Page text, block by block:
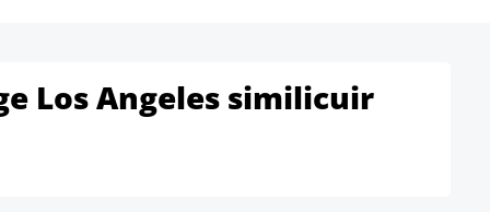
Los Angeles similicuir